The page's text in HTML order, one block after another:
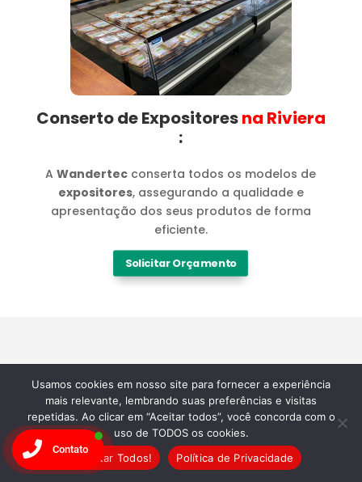
Conserto de Expositoresna Riviera​
:
AWandertec conserta todos os modelos de
expositores, assegurando a qualidade e
apresentação dos seus produtos de forma
eficiente.
Solicitar Orçamento
Marcas
Especialistas em
Usamos cookies em nosso site para fornecer a experiência
mais relevante, lembrando suas preferências e visitas
repetidas. Ao clicar em “Aceitar todos”, você concorda com o
uso de TODOS os cookies.
Aceitar Todos!
Política de Privacidade
Contato